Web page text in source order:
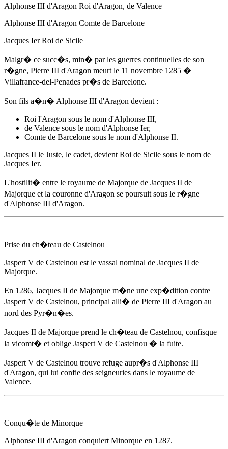
Alphonse III d'Aragon Roi d'Aragon, de Valence
Alphonse III d'Aragon Comte de Barcelone
Jacques Ier Roi de Sicile
Malgr� ce succ�s, min� par les guerres continuelles de son
r�gne, Pierre III d'Aragon meurt le 11 novembre 1285 �
Villafrance-del-Penades pr�s de Barcelone.
Son fils a�n� Alphonse III d'Aragon devient :
Roi l'Aragon sous le nom d'Alphonse III,
de Valence sous le nom d'Alphonse Ier,
Comte de Barcelone sous le nom d'Alphonse II.
Jacques II le Juste, le cadet, devient Roi de Sicile sous le nom de
Jacques Ier.
L'hostilit� entre le royaume de Majorque de Jacques II de
Majorque et la couronne d'Aragon se poursuit sous le r�gne
d'Alphonse III d'Aragon.
Prise du ch�teau de Castelnou
Jaspert V de Castelnou est le vassal nominal de Jacques II de
Majorque.
En 1286, Jacques II de Majorque m�ne une exp�dition contre
Jaspert V de Castelnou, principal alli� de Pierre III d'Aragon au
nord des Pyr�n�es.
Jacques II de Majorque prend le ch�teau de Castelnou, confisque
la vicomt� et oblige Jaspert V de Castelnou � la fuite.
Jaspert V de Castelnou trouve refuge aupr�s d'Alphonse III
d'Aragon, qui lui confie des seigneuries dans le royaume de
Valence.
Conqu�te de Minorque
Alphonse III d'Aragon conquiert Minorque en 1287.